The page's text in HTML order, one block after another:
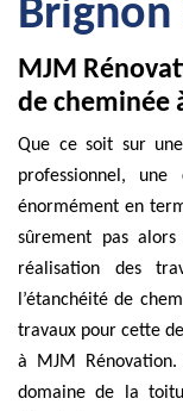
Brignon
MJM
de cheminée
Que ce soit sur
professionnel,
énormément en
sûrement pas
réalisation des
l’étanchéité de
travaux pour cette
à MJM
domaine de la